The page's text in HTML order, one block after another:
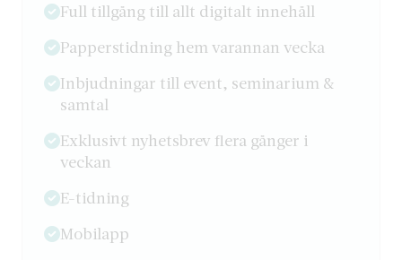
Full tillgång till allt digitalt innehåll
Papperstidning hem varannan vecka
Inbjudningar till event, seminarium &
samtal
Exklusivt nyhetsbrev flera gånger i
veckan
E-tidning
Mobilapp